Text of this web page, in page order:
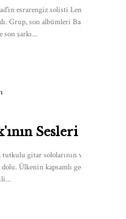
esrarengiz solisti Lemmy'nin
Grup, son albümleri Bad
şarkı...
Sesleri
gitar sololarının ve neşeli
Ülkenin kapsamlı geçmiş